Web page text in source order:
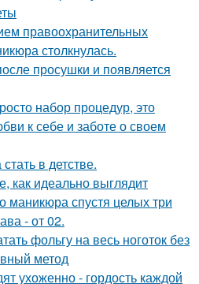
правоохранительных
столкнулась.
просушки и появляется
набор процедур, это
к себе и заботе о своем
в детстве.
как идеально выглядит
маникюра спустя целых три
- от 02.
фольгу на весь ноготок без
метод
ухоженно - гордость каждой